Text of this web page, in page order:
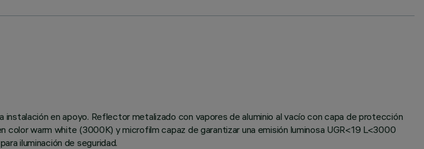
instalación en apoyo. Reflector metalizado con vapores de aluminio al vacío con capa de protección
color warm white (3000K) y microfilm capaz de garantizar una emisión luminosa UGR<19 L<3000
iluminación de seguridad.